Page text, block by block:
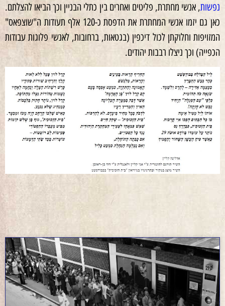
נפשות, אנשי מחתרת, פליטים ואחרים בין כתלי הבניין וכך הביאו להצלתם.
כאן גם יזמו אנשי המחתרת את הדפסת כ-120 אלף תעודות ה"שוצפאס"
המזויפות וחלוקתן לכול דיכפין (בגטאות, ברחובות, לאנשי פלוגות עבודות
הכפייה) וכך ניצלו רבבות יהודים.